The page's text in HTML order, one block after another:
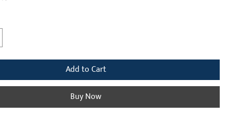
Add to Cart
Buy Now